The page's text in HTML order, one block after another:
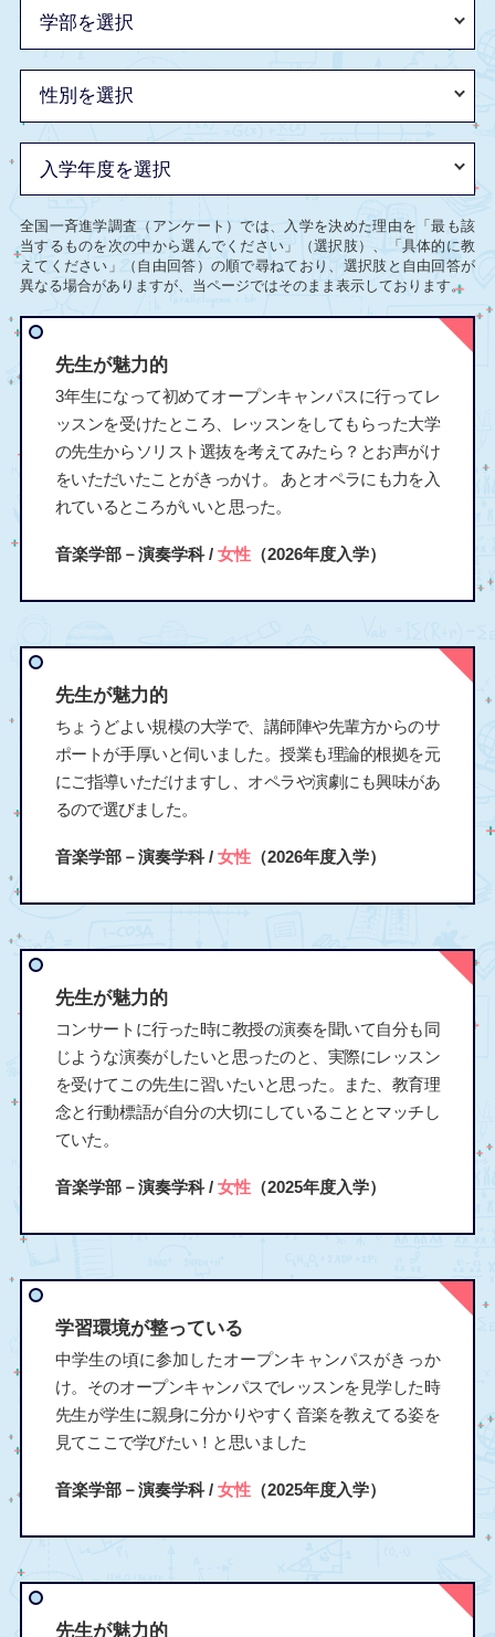
全国一斉進学調査（アンケート）では、入学を決めた理由を「最も該
当するものを次の中から選んでください」（選択肢）、「具体的に教
えてください」（自由回答）の順で尋ねており、選択肢と自由回答が
異なる場合がありますが、当ページではそのまま表示しております。
先生が魅力的
3年生になって初めてオープンキャンパスに行ってレ
ッスンを受けたところ、レッスンをしてもらった大学
の先生からソリスト選抜を考えてみたら？とお声がけ
をいただいたことがきっかけ。 あとオペラにも力を入
れているところがいいと思った。
音楽学部－演奏学科 / 女性（2026年度入学）
先生が魅力的
ちょうどよい規模の大学で、講師陣や先輩方からのサ
ポートが手厚いと伺いました。授業も理論的根拠を元
にご指導いただけますし、オペラや演劇にも興味があ
るので選びました。
音楽学部－演奏学科 / 女性（2026年度入学）
先生が魅力的
コンサートに行った時に教授の演奏を聞いて自分も同
じような演奏がしたいと思ったのと、実際にレッスン
を受けてこの先生に習いたいと思った。また、教育理
念と行動標語が自分の大切にしていることとマッチし
ていた。
音楽学部－演奏学科 / 女性（2025年度入学）
学習環境が整っている
中学生の頃に参加したオープンキャンパスがきっか
け。そのオープンキャンパスでレッスンを見学した時
先生が学生に親身に分かりやすく音楽を教えてる姿を
見てここで学びたい！と思いました
音楽学部－演奏学科 / 女性（2025年度入学）
先生が魅力的